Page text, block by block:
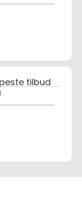
tilbud